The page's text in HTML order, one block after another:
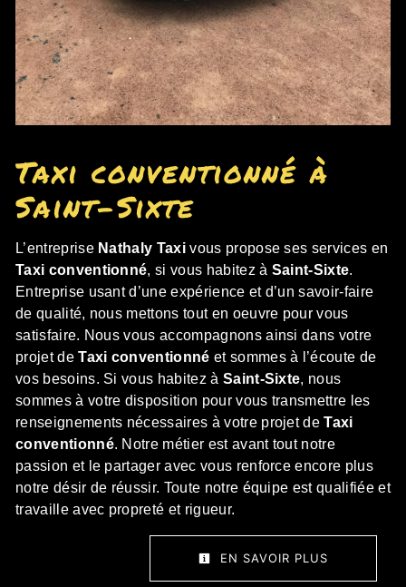
Taxi conventionné à
Saint-Sixte
L’entreprise Nathaly Taxi vous propose ses services en
Taxi conventionné, si vous habitez à Saint-Sixte.
Entreprise usant d’une expérience et d’un savoir-faire
de qualité, nous mettons tout en oeuvre pour vous
satisfaire. Nous vous accompagnons ainsi dans votre
projet deTaxi conventionné et sommes à l’écoute de
vos besoins. Si vous habitez à Saint-Sixte, nous
sommes à votre disposition pour vous transmettre les
renseignements nécessaires à votre projet deTaxi
conventionné. Notre métier est avant tout notre
passion et le partager avec vous renforce encore plus
notre désir de réussir. Toute notre équipe est qualifiée et
travaille avec propreté et rigueur.
EN SAVOIR PLUS